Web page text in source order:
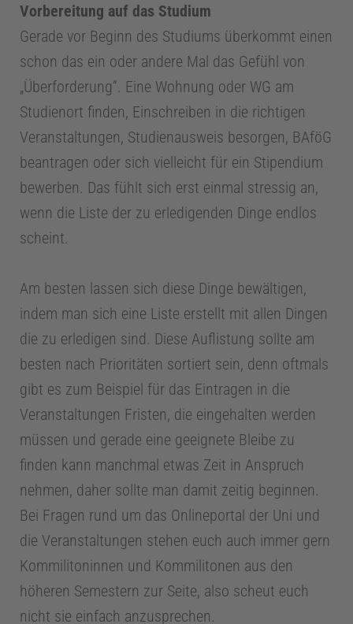
d
i
z
i
n
E
n
d
o
d
o
n
t
Vorbereitung auf das Studium
Gerade vor Beginn des Studiums überkommt einen
schon das ein oder andere Mal das Gefühl von
„Überforderung“. Eine Wohnung oder WG am
Studienort finden, Einschreiben in die richtigen
Veranstaltungen, Studienausweis besorgen, BAföG
beantragen oder sich vielleicht für ein Stipendium
bewerben. Das fühlt sich erst einmal stressig an,
wenn die Liste der zu erledigenden Dinge endlos
scheint.
Am besten lassen sich diese Dinge bewältigen,
indem man sich eine Liste erstellt mit allen Dingen
die zu erledigen sind. Diese Auflistung sollte am
besten nach Prioritäten sortiert sein, denn oftmals
gibt es zum Beispiel für das Eintragen in die
Veranstaltungen Fristen, die eingehalten werden
müssen und gerade eine geeignete Bleibe zu
finden kann manchmal etwas Zeit in Anspruch
nehmen, daher sollte man damit zeitig beginnen.
Bei Fragen rund um das Onlineportal der Uni und
die Veranstaltungen stehen euch auch immer gern
Kommilitoninnen und Kommilitonen aus den
höheren Semestern zur Seite, also scheut euch
nicht sie einfach anzusprechen.